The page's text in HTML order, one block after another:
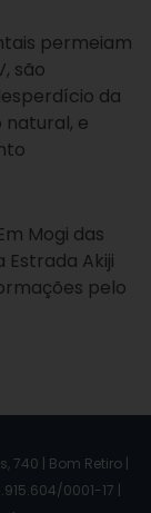
permeiam
são
da
e
Mogi das
Estrada Akiji
pelo
740 | Bom Retiro |
0001-17 |